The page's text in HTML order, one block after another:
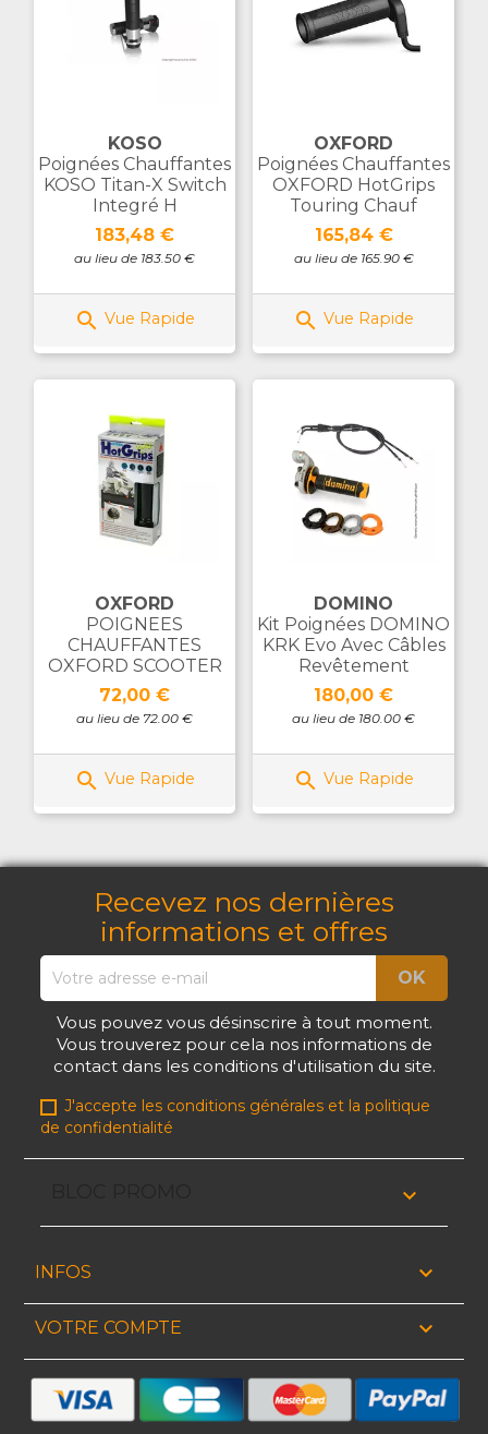
KOSO
Poignées Chauffantes
KOSO Titan-X Switch
Integré H
Prix
183,48 €
au lieu de 183.50 €
 Vue Rapide
OXFORD
Poignées Chauffantes
OXFORD HotGrips
Touring Chauf
Prix
165,84 €
au lieu de 165.90 €
 Vue Rapide
OXFORD
POIGNEES
CHAUFFANTES
OXFORD SCOOTER
Prix
72,00 €
au lieu de 72.00 €
 Vue Rapide
DOMINO
Kit Poignées DOMINO
KRK Evo Avec Câbles
Revêtement
Prix
180,00 €
au lieu de 180.00 €
 Vue Rapide
Recevez nos dernières
informations et offres
Vous pouvez vous désinscrire à tout moment.
Vous trouverez pour cela nos informations de
contact dans les conditions d'utilisation du site.
J'accepte les conditions générales et la politique
de confidentialité

INFOS 
VOTRE COMPTE 